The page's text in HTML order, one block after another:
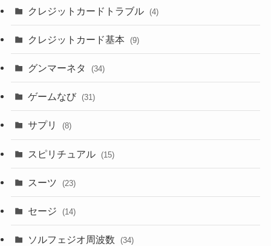
クレジットカードトラブル (4)
クレジットカード基本 (9)
グンマーネタ (34)
ゲームなび (31)
サプリ (8)
スピリチュアル (15)
スーツ (23)
セージ (14)
ソルフェジオ周波数 (34)